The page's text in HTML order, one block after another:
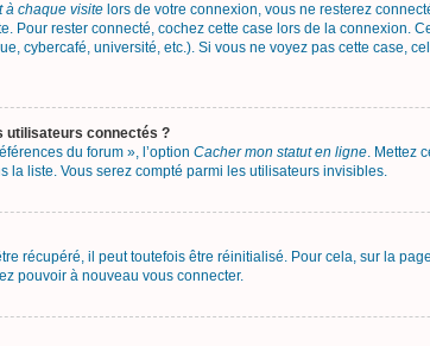
à chaque visite lors de votre connexion, vous ne resterez
Pour rester connecté, cochez cette case lors de la connexion.
cybercafé, université, etc.). Si vous ne voyez pas cette case,
utilisateurs connectés ?
du forum », l’option Cacher mon statut en ligne. Mettez
la liste. Vous serez compté parmi les utilisateurs invisibles.
récupéré, il peut toutefois être réinitialisé. Pour cela, sur la
pouvoir à nouveau vous connecter.